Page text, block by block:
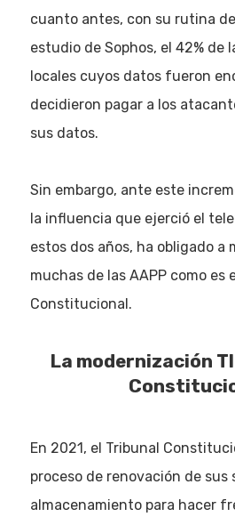
cuanto antes, con su rutina
estudio de Sophos, el 42% de
locales cuyos datos fueron
decidieron pagar a los
sus datos.
Sin embargo, ante este
la influencia que ejerció el
estos dos años, ha obligado a
muchas de las AAPP como es
Constitucional.
La modernización
En 2021, el Tribunal
proceso de renovación de sus
almacenamiento para hacer